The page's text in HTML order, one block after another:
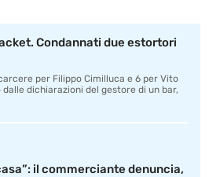
Condannati due estortori
per Filippo Cimilluca e 6 per Vito
dichiarazioni del gestore di un bar,
il commerciante denuncia,